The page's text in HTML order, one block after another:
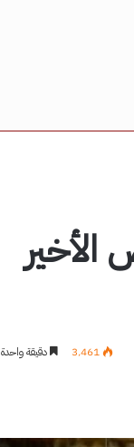
3٬461 دقيقة واحدة